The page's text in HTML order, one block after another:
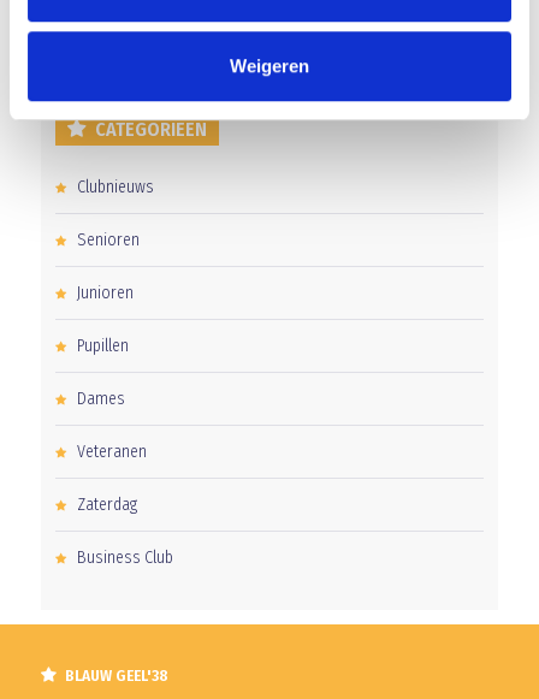
Weigeren
CATEGORIEËN
Clubnieuws
Senioren
Junioren
Pupillen
Dames
Veteranen
Zaterdag
Business Club
BLAUW GEEL'38